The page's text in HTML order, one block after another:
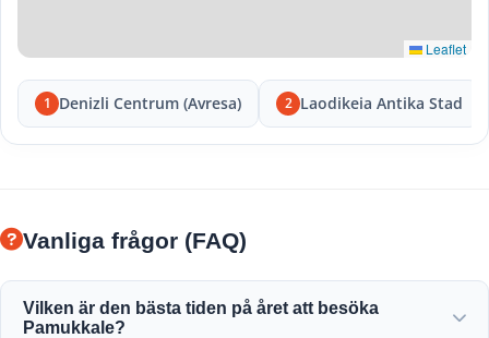
Leaflet
1 Denizli Centrum (Avresa) 2 Laodikeia Antika Stad
Vanliga frågor (FAQ)
Vilken är den bästa tiden på året att besöka
Pamukkale?